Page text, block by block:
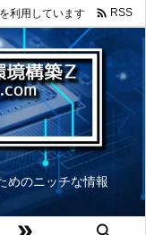
めのニッチな情報
利用しています  RSS